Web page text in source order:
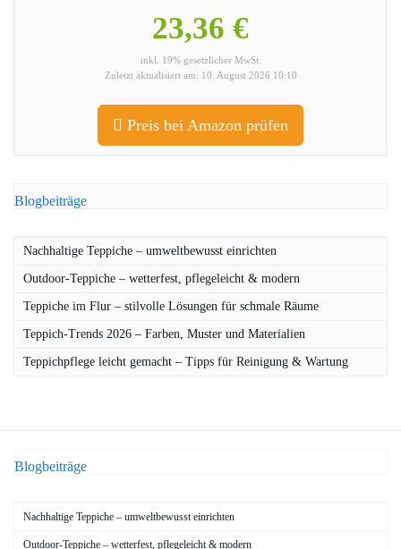
23,36 €
inkl. 19% gesetzlicher MwSt.
Zuletzt aktualisiert am: 10. August 2026 10:10
Preis bei Amazon prüfen
Blogbeiträge
Nachhaltige Teppiche – umweltbewusst einrichten
Outdoor-Teppiche – wetterfest, pflegeleicht & modern
Teppiche im Flur – stilvolle Lösungen für schmale Räume
Teppich-Trends 2026 – Farben, Muster und Materialien
Teppichpflege leicht gemacht – Tipps für Reinigung & Wartung
Blogbeiträge
Nachhaltige Teppiche – umweltbewusst einrichten
Outdoor-Teppiche – wetterfest, pflegeleicht & modern